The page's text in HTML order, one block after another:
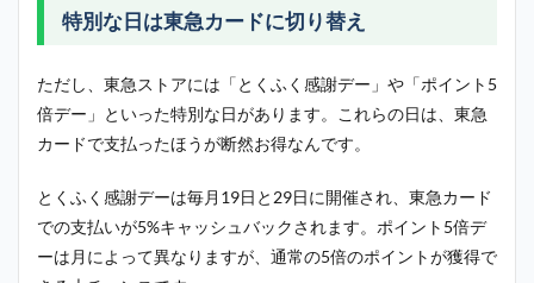
特別な日は東急カードに切り替え
ただし、東急ストアには「とくふく感謝デー」や「ポイント5
倍デー」といった特別な日があります。これらの日は、東急
カードで支払ったほうが断然お得なんです。
とくふく感謝デーは毎月19日と29日に開催され、東急カード
での支払いが5%キャッシュバックされます。ポイント5倍デ
ーは月によって異なりますが、通常の5倍のポイントが獲得で